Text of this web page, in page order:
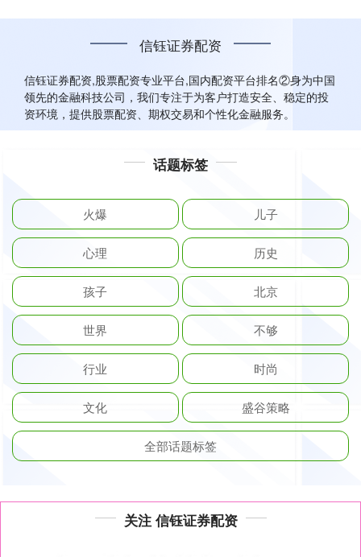
信钰证券配资
信钰证券配资,股票配资专业平台,国内配资平台排名②身为中国
领先的金融科技公司，我们专注于为客户打造安全、稳定的投
资环境，提供股票配资、期权交易和个性化金融服务。
话题标签
火爆 儿子
心理 历史
孩子 北京
世界 不够
行业 时尚
文化 盛谷策略
全部话题标签
关注 信钰证券配资